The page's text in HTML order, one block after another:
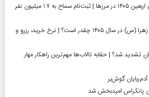
آغاز رسمی برنامه‌های اربعین ۱۴۰۵ در مرز‌ها | ثبت‌نام سماح به ۱.۷ میلیون نفر
قیمت قبر در بهشت زهرا (س) در سال ۱۴۰۵ چقدر است؟ | نرخ خرید، رزرو و
تشدید شد؟ | حقابه تالاب‌ها مهم‌ترین راهکار مهار
گوش‌بر
پانکراس امیدبخش شد